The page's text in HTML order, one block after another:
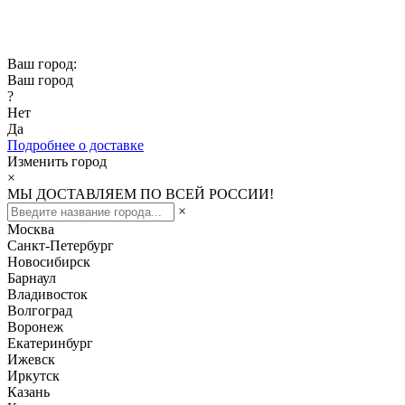
Ваш город:
Ваш город
?
Нет
Да
Подробнее о доставке
Изменить город
×
МЫ ДОСТАВЛЯЕМ ПО ВСЕЙ РОССИИ!
×
Москва
Санкт-Петербург
Новосибирск
Барнаул
Владивосток
Волгоград
Воронеж
Екатеринбург
Ижевск
Иркутск
Казань